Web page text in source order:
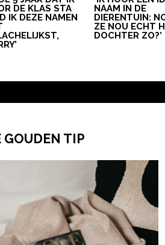
DE KLAS STA
IK DEZE NAMEN
NAAM IN DE
DIERENTUIN:
ZE NOU ECHT
DOCHTER ZO?’
GOUDEN TIP